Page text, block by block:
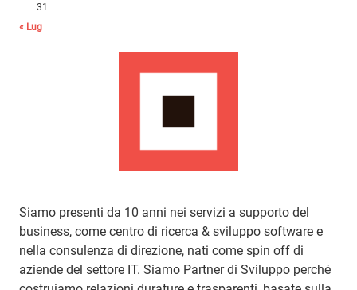
31
« Lug
Siamo presenti da 10 anni nei servizi a supporto del
business, come centro di ricerca & sviluppo software e
nella consulenza di direzione, nati come spin off di
aziende del settore IT. Siamo Partner di Sviluppo perché